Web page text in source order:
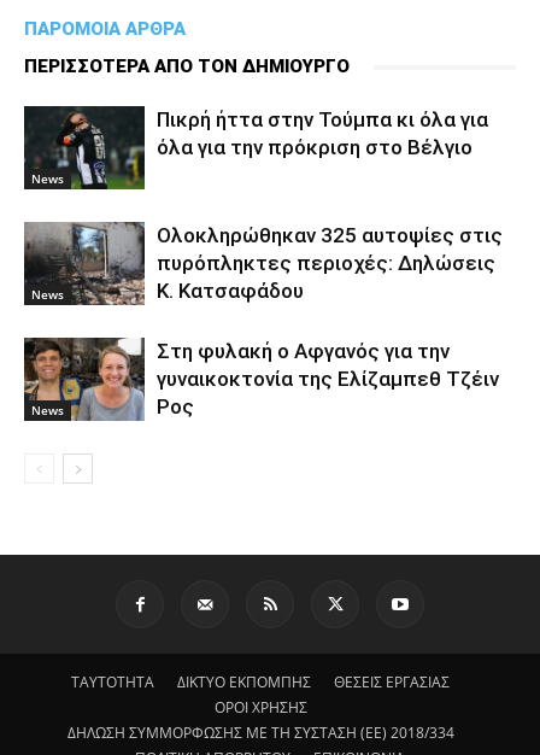
ΠΑΡΟΜΟΙΑ ΑΡΘΡΑ
ΠΕΡΙΣΣΟΤΕΡΑ ΑΠΟ ΤΟΝ ΔΗΜΙΟΥΡΓΟ
News
Πικρή ήττα στην Τούμπα κι όλα για
όλα για την πρόκριση στο Βέλγιο
News
Ολοκληρώθηκαν 325 αυτοψίες στις
πυρόπληκτες περιοχές: Δηλώσεις
Κ. Κατσαφάδου
News
Στη φυλακή ο Aφγανός για την
γυναικοκτονία της Ελίζαμπεθ Τζέιν
Ρος
ΤΑΥΤΟΤΗΤΑ ΔΙΚΤΥΟ ΕΚΠΟΜΠΗΣ
ΘΕΣΕΙΣ ΕΡΓΑΣΙΑΣ
ΟΡΟΙ ΧΡΗΣΗΣ
ΔΗΛΩΣΗ ΣΥΜΜΟΡΦΩΣΗΣ ΜΕ ΤΗ ΣΥΣΤΑΣΗ (ΕΕ) 2018/334